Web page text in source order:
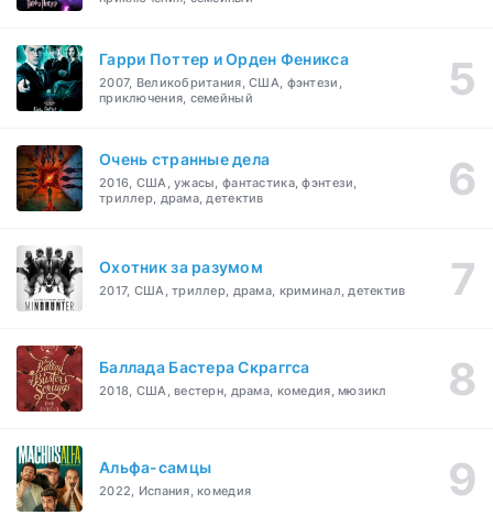
Гарри Поттер и Орден Феникса
2007, Великобритания, США, фэнтези,
приключения, семейный
Очень странные дела
2016, США, ужасы, фантастика, фэнтези,
триллер, драма, детектив
Охотник за разумом
2017, США, триллер, драма, криминал, детектив
Баллада Бастера Скраггса
2018, США, вестерн, драма, комедия, мюзикл
Альфа-самцы
2022, Испания, комедия